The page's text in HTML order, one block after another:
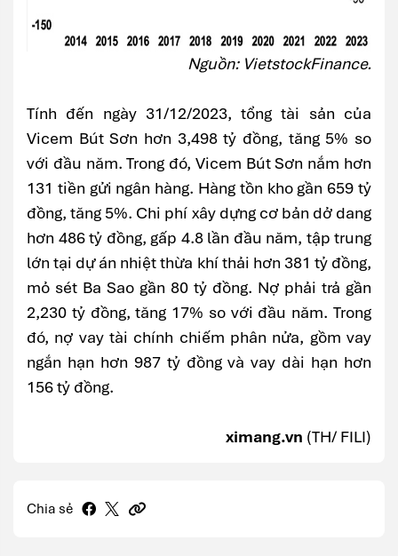
Nguồn: VietstockFinance.
Tính đến ngày 31/12/2023, tổng tài sản của
Vicem Bút Sơn hơn 3,498 tỷ đồng, tăng 5% so
với đầu năm. Trong đó, Vicem Bút Sơn nắm hơn
131 tiền gửi ngân hàng. Hàng tồn kho gần 659 tỷ
đồng, tăng 5%. Chi phí xây dựng cơ bản dở dang
hơn 486 tỷ đồng, gấp 4.8 lần đầu năm, tập trung
lớn tại dự án nhiệt thừa khí thải hơn 381 tỷ đồng,
mỏ sét Ba Sao gần 80 tỷ đồng. Nợ phải trả gần
2,230 tỷ đồng, tăng 17% so với đầu năm. Trong
đó, nợ vay tài chính chiếm phân nửa, gồm vay
ngắn hạn hơn 987 tỷ đồng và vay dài hạn hơn
156 tỷ đồng.
ximang.vn (TH/ FILI)
Chia sẻ